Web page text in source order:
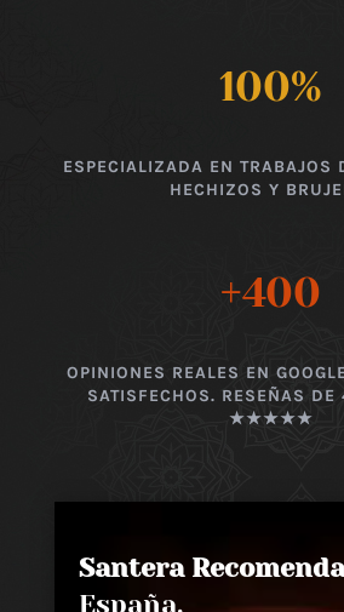
100%
ESPECIALIZADA EN TRABAJOS
HECHIZOS Y
+400
OPINIONES REALES EN
SATISFECHOS. RESEÑAS
★★★★★
Santera
España,